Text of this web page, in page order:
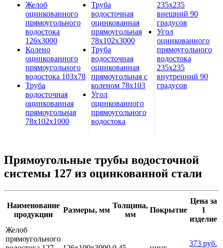
Желоб
оцинкованного
прямоугольного
водостока
126х3000
Колено
оцинкованного
прямоугольного
водостока 103х78
Труба
водосточная
оцинкованная
прямоугольная
78х102х1000
Труба
водосточная
оцинкованная
прямоугольная
78х102х3000
Труба
водосточная
оцинкованная
прямоугольная с
коленом 78х103
Угол
оцинкованного
прямоугольного
водостока
235х235
внешний 90
градусов
Угол
оцинкованного
прямоугольного
водостока
235х235
внутренний 90
градусов
Прямоугольные трубы водосточной
системы 127 из оцинкованной стали
Наименование
продукции
Размеры, мм
Толщина,
мм
Покрытие
Цена за
1
изделие
Желоб
прямоугольного
373 руб.